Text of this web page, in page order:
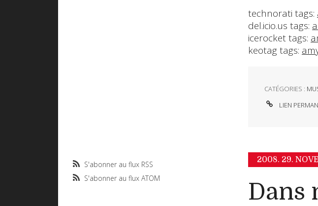
S'abonner au flux RSS
S'abonner au flux ATOM
technorati tags:
del.icio.us tags:
icerocket tags:
keotag tags:
CATÉGORIES :
LIEN
2008. 29.
Dans